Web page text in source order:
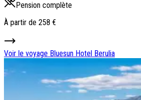
Pension complète
À partir de 258 €
Voir le voyage Bluesun Hotel Berulia